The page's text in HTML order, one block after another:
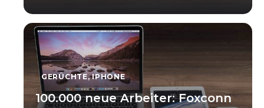
GERÜCHTE,IPHONE
100.000 neue Arbeiter: Foxconn